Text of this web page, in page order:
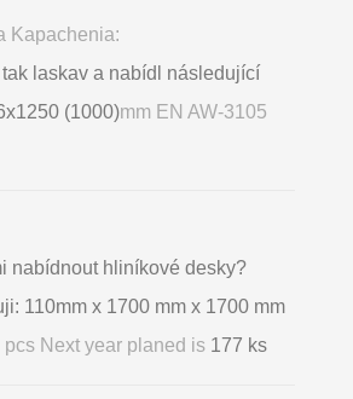
Kapachenia:
laskav a nabídl následující
(1000)mm EN AW-3105
nabídnout hliníkové desky?
110mm x 1700 mm x 1700 mm
pcs Next year planed is 177 ks